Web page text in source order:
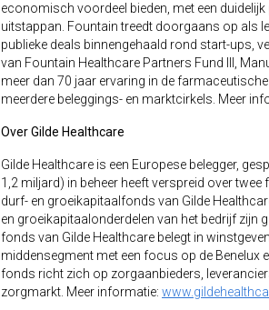
economisch voordeel bieden, met een
uitstappan. Fountain treedt doorgaans op als
publieke deals binnengehaald rond start-ups,
van Fountain Healthcare Partners Fund III,
meer dan 70 jaar ervaring in de
meerdere beleggings- en marktcirkels. Meer
Over Gilde Healthcare
Gilde Healthcare is een Europese belegger,
1,2 miljard) in beheer heeft verspreid over
durf- en groeikapitaalfonds van Gilde
en groeikapitaalonderdelen van het bedrijf zijn
fonds van Gilde Healthcare belegt in
middensegment met een focus op de
fonds richt zich op zorgaanbieders,
zorgmarkt. Meer informatie: